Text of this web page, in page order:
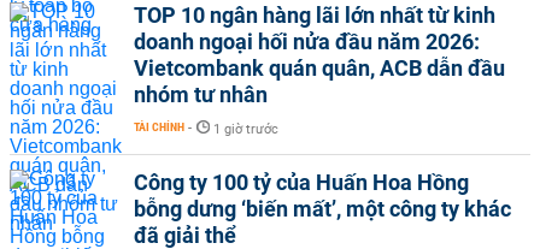
TOP 10 ngân hàng lãi lớn nhất từ kinh
doanh ngoại hối nửa đầu năm 2026:
Vietcombank quán quân, ACB dẫn đầu
nhóm tư nhân
TÀI CHÍNH - 1 giờ trước
Công ty 100 tỷ của Huấn Hoa Hồng
bỗng dưng ‘biến mất’, một công ty khác
đã giải thể